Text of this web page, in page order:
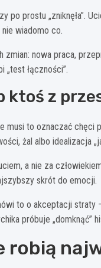
po prostu „zniknęła”.
wiadomo co.
nowa praca,
łączności”.
ktoś z
musi to oznaczać chęci
żal albo idealizacja
a nie za
skrót do emocji.
to o akceptacji
próbuje „domknąć”
robią